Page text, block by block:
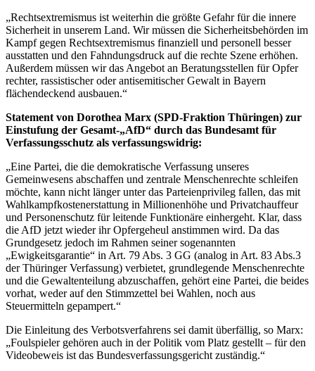
„Rechtsextremismus ist weiterhin die größte Gefahr für die innere
Sicherheit in unserem Land. Wir müssen die Sicherheitsbehörden im
Kampf gegen Rechtsextremismus finanziell und personell besser
ausstatten und den Fahndungsdruck auf die rechte Szene erhöhen.
Außerdem müssen wir das Angebot an Beratungsstellen für Opfer
rechter, rassistischer oder antisemitischer Gewalt in Bayern
flächendeckend ausbauen.“
Statement von Dorothea Marx (SPD-Fraktion Thüringen) zur
Einstufung der Gesamt-„AfD“ durch das Bundesamt für
Verfassungsschutz als verfassungswidrig:
„Eine Partei, die die demokratische Verfassung unseres
Gemeinwesens abschaffen und zentrale Menschenrechte schleifen
möchte, kann nicht länger unter das Parteienprivileg fallen, das mit
Wahlkampfkostenerstattung in Millionenhöhe und Privatchauffeur
und Personenschutz für leitende Funktionäre einhergeht. Klar, dass
die AfD jetzt wieder ihr Opfergeheul anstimmen wird. Da das
Grundgesetz jedoch im Rahmen seiner sogenannten
„Ewigkeitsgarantie“ in Art. 79 Abs. 3 GG (analog in Art. 83 Abs.3
der Thüringer Verfassung) verbietet, grundlegende Menschenrechte
und die Gewaltenteilung abzuschaffen, gehört eine Partei, die beides
vorhat, weder auf den Stimmzettel bei Wahlen, noch aus
Steuermitteln gepampert.“
Die Einleitung des Verbotsverfahrens sei damit überfällig, so Marx:
„Foulspieler gehören auch in der Politik vom Platz gestellt – für den
Videobeweis ist das Bundesverfassungsgericht zuständig.“